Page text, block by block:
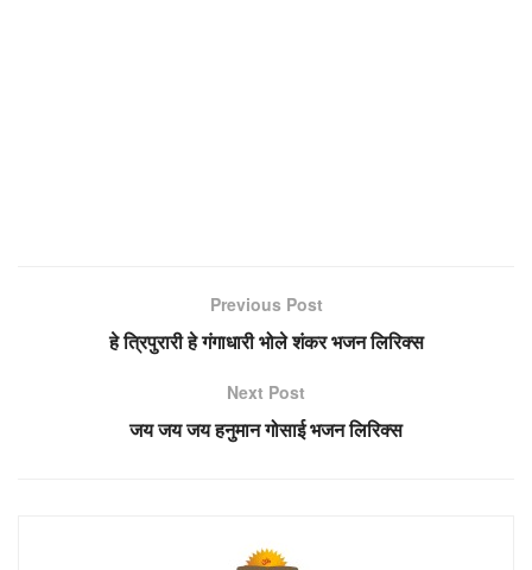
Previous Post
हे त्रिपुरारी हे गंगाधारी भोले शंकर भजन लिरिक्स
Next Post
जय जय जय हनुमान गोसाई भजन लिरिक्स